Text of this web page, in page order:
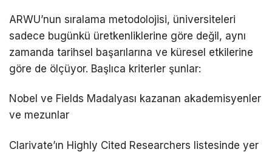
ARWU’nun sıralama metodolojisi, üniversiteleri
sadece bugünkü üretkenliklerine göre değil, aynı
zamanda tarihsel başarılarına ve küresel etkilerine
göre de ölçüyor. Başlıca kriterler şunlar:
Nobel ve Fields Madalyası kazanan akademisyenler
ve mezunlar
Clarivate’ın Highly Cited Researchers listesinde yer